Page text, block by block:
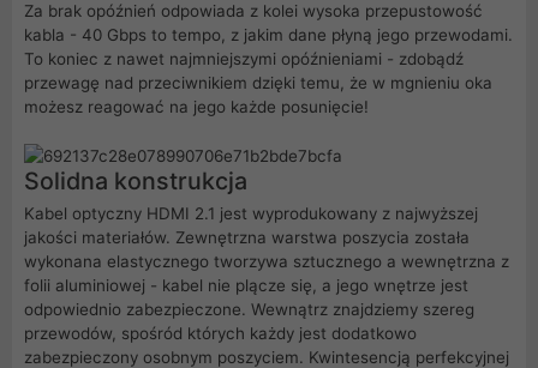
Za brak opóźnień odpowiada z kolei wysoka przepustowość
kabla - 40 Gbps to tempo, z jakim dane płyną jego przewodami.
To koniec z nawet najmniejszymi opóźnieniami - zdobądź
przewagę nad przeciwnikiem dzięki temu, że w mgnieniu oka
możesz reagować na jego każde posunięcie!
Solidna konstrukcja
Kabel optyczny HDMI 2.1 jest wyprodukowany z najwyższej
jakości materiałów. Zewnętrzna warstwa poszycia została
wykonana elastycznego tworzywa sztucznego a wewnętrzna z
folii aluminiowej - kabel nie plącze się, a jego wnętrze jest
odpowiednio zabezpieczone. Wewnątrz znajdziemy szereg
przewodów, spośród których każdy jest dodatkowo
zabezpieczony osobnym poszyciem. Kwintesencją perfekcyjnej